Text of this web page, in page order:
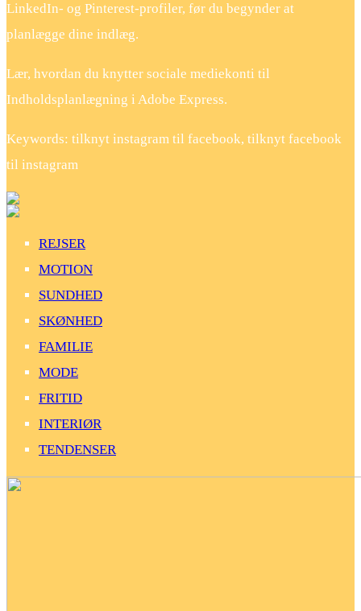
LinkedIn- og Pinterest-profiler, før du begynder at
planlægge dine indlæg.
Lær, hvordan du knytter sociale mediekonti til
Indholdsplanlægning i Adobe Express.
Keywords: tilknyt instagram til facebook, tilknyt facebook
til instagram
REJSER
MOTION
SUNDHED
SKØNHED
FAMILIE
MODE
FRITID
INTERIØR
TENDENSER